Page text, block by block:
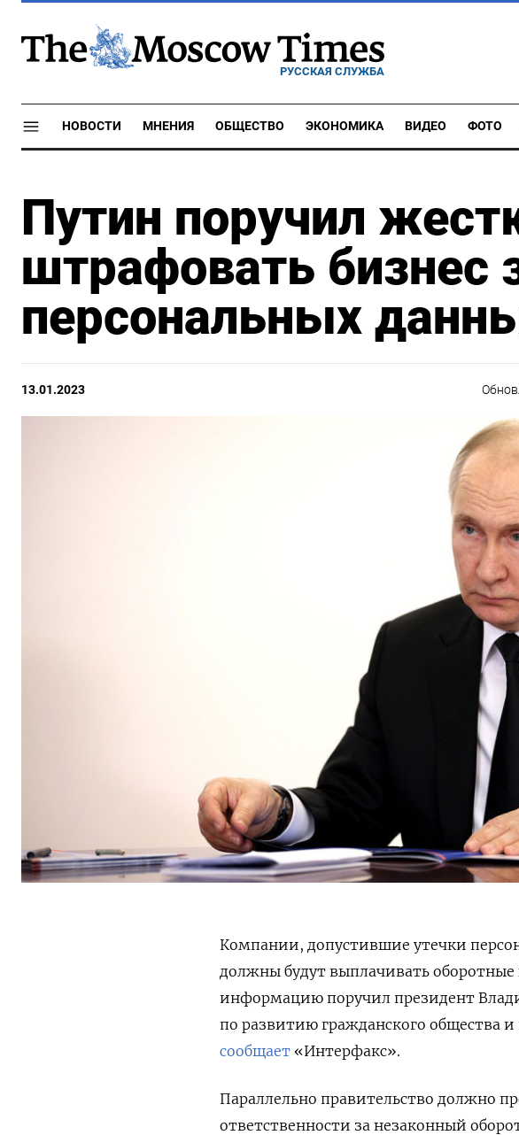
РУССКАЯ СЛУЖБА
НОВОСТИ МНЕНИЯ ОБЩЕСТВО ЭКОНОМИКА ВИДЕО ФОТО
Путин поручил
штрафовать бизнес
персональных
13.01.2023
Компании, допустившие утечки
должны будут выплачивать
информацию поручил президент
по развитию гражданского общества и
сообщает «Интерфакс».
Параллельно правительство должно
ответственности за незаконный